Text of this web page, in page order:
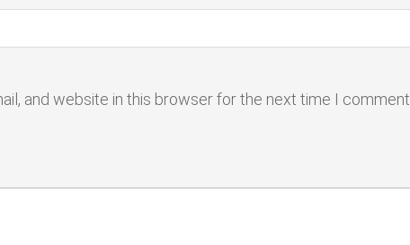
and website in this browser for the next time I comment.